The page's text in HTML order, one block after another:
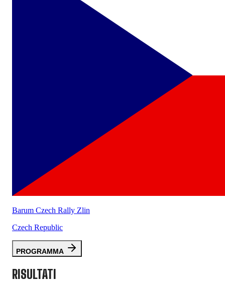
Barum Czech Rally Zlin
Czech Republic
PROGRAMMA
RISULTATI